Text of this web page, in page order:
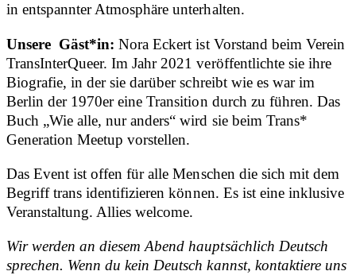
in entspannter Atmosphäre unterhalten.
Unsere Gäst*in: Nora Eckert ist Vorstand beim Verein
TransInterQueer. Im Jahr 2021 veröffentlichte sie ihre
Biografie, in der sie darüber schreibt wie es war im
Berlin der 1970er eine Transition durch zu führen. Das
Buch „Wie alle, nur anders“ wird sie beim Trans*
Generation Meetup vorstellen.
Das Event ist offen für alle Menschen die sich mit dem
Begriff trans identifizieren können. Es ist eine inklusive
Veranstaltung. Allies welcome.
Wir werden an diesem Abend hauptsächlich Deutsch
sprechen. Wenn du kein Deutsch kannst, kontaktiere uns